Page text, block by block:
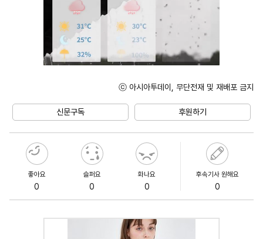
ⓒ 아시아투데이, 무단전재 및 재배포 금지
신문구독 후원하기
좋아요
0
슬퍼요
0
화나요
0
후속기사 원해요
0